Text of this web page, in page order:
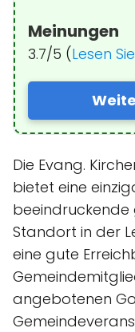
Meinungen
3.7/5 (Lesen
Die Evang.
bietet eine
beeindruckende
Standort in der
eine gute
angebotenen